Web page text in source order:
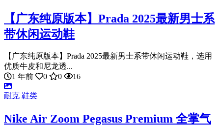
【广东纯原版本】Prada 2025最新男士系
带休闲运动鞋
【广东纯原版本】Prada 2025最新男士系带休闲运动鞋，选用
优质牛皮和尼龙透...
1 年前
0 0 16
耐克 鞋类
Nike Air Zoom Pegasus Premium 全掌气